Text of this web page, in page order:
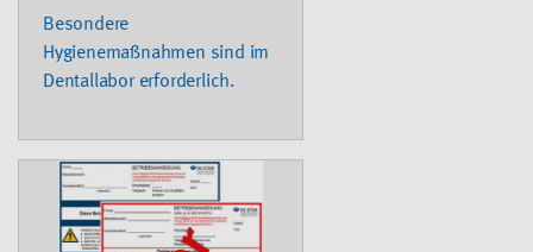
Besondere
Hygienemaßnahmen sind im
Dentallabor erforderlich.